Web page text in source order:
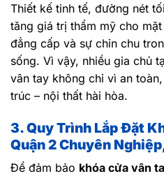
Thiết kế tinh tế, đường nét
tăng giá trị thẩm mỹ cho
đẳng cấp và sự chỉn chu
sống. Vì vậy, nhiều gia chủ
vân tay không chỉ vì an
trúc – nội thất hài hòa.
3. Quy Trình Lắp Đặt
Quận 2 Chuyên
Để đảm bảo khóa cửa vân